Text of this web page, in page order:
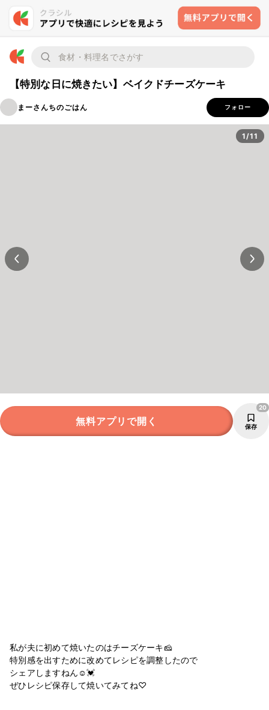
【特別な日に焼きたい】ベイクドチーズケーキ
まーさんちのごはん フォロー
1/11
無料アプリで開く 保存
20
私が夫に初めて焼いたのはチーズケーキ🧀
特別感を出すために改めてレシピを調整したので
シェアしますねん☺️💓
ぜひレシピ保存して焼いてみてね♡